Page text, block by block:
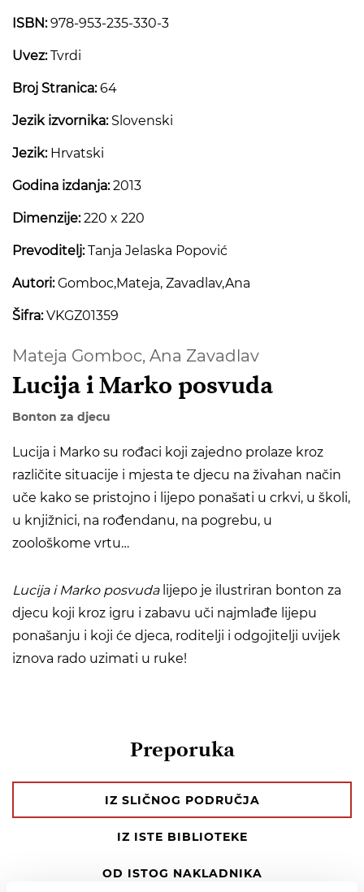
ISBN:978-953-235-330-3
Uvez:Tvrdi
Broj Stranica:64
Jezik izvornika:Slovenski
Jezik:Hrvatski
Godina izdanja:2013
Dimenzije:220 x 220
Prevoditelj:Tanja Jelaska Popović
Autori:Gomboc,Mateja, Zavadlav,Ana
Šifra:VKGZ01359
Mateja Gomboc, Ana Zavadlav
Lucija i Marko posvuda
Bonton za djecu
Lucija i Marko su rođaci koji zajedno prolaze kroz
različite situacije i mjesta te djecu na živahan način
uče kako se pristojno i lijepo ponašati u crkvi, u školi,
u knjižnici, na rođendanu, na pogrebu, u
zoološkome vrtu…
Lucija i Marko posvudalijepo je ilustriran bonton za
djecu koji kroz igru i zabavu uči najmlađe lijepu
ponašanju i koji će djeca, roditelji i odgojitelji uvijek
iznova rado uzimati u ruke!
Preporuka
IZ SLIČNOG PODRUČJA
IZ ISTE BIBLIOTEKE
OD ISTOG NAKLADNIKA